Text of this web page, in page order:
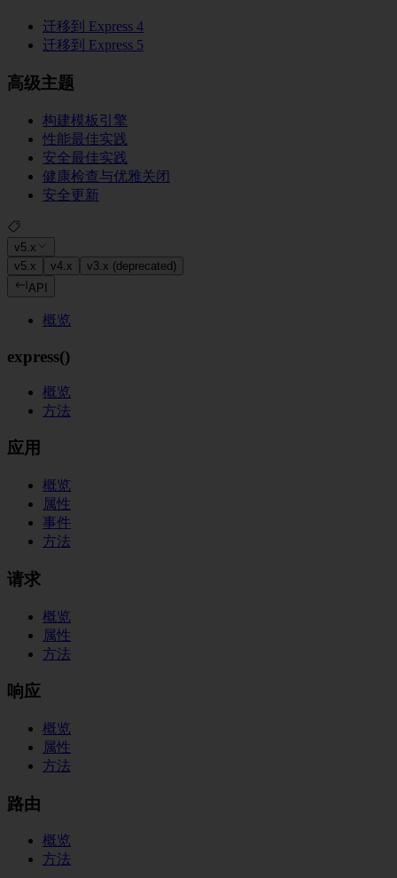
迁移到 Express 4
迁移到 Express 5
高级主题
构建模板引擎
性能最佳实践
安全最佳实践
健康检查与优雅关闭
安全更新
v5.x
v5.x
v4.x
v3.x (deprecated)
API
概览
express()
概览
方法
应用
概览
属性
事件
方法
请求
概览
属性
方法
响应
概览
属性
方法
路由
概览
方法